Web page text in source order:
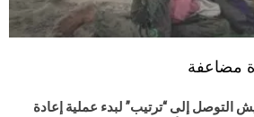
مضاعفة
التوصل إلى “ترتيب” لبدء عملية إعادة